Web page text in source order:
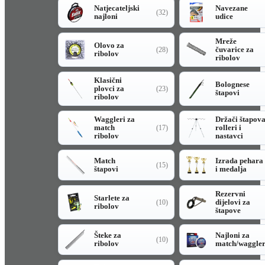
Natjecateljski
najloni
(32)
Navezane
udice
Olovo za
ribolov
(28)
Mreže
čuvarice za
ribolov
Klasični
plovci za
ribolov
(23)
Bolognese
štapovi
Waggleri za
match
ribolov
(17)
Držači štapova
rolleri i
nastavci
Match
štapovi
(15)
Izrada pehara
i medalja
Starlete za
ribolov
(10)
Rezervni
dijelovi za
štapove
Šteke za
ribolov
(10)
Najloni za
match/waggler